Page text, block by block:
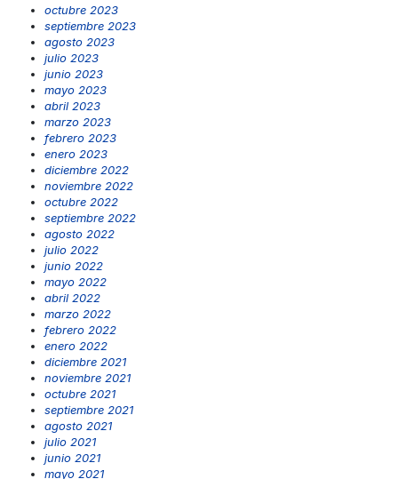
octubre 2023
septiembre 2023
agosto 2023
julio 2023
junio 2023
mayo 2023
abril 2023
marzo 2023
febrero 2023
enero 2023
diciembre 2022
noviembre 2022
octubre 2022
septiembre 2022
agosto 2022
julio 2022
junio 2022
mayo 2022
abril 2022
marzo 2022
febrero 2022
enero 2022
diciembre 2021
noviembre 2021
octubre 2021
septiembre 2021
agosto 2021
julio 2021
junio 2021
mayo 2021